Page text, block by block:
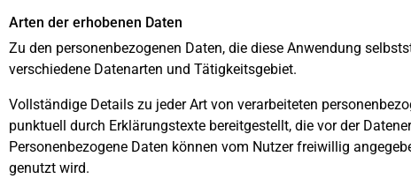
Arten der erhobenen Daten
Zu den personenbezogenen Daten, die diese Anwendung
verschiedene Datenarten und Tätigkeitsgebiet.
Vollständige Details zu jeder Art von verarbeiteten
punktuell durch Erklärungstexte bereitgestellt, die vor der
Personenbezogene Daten können vom Nutzer freiwillig
genutzt wird.